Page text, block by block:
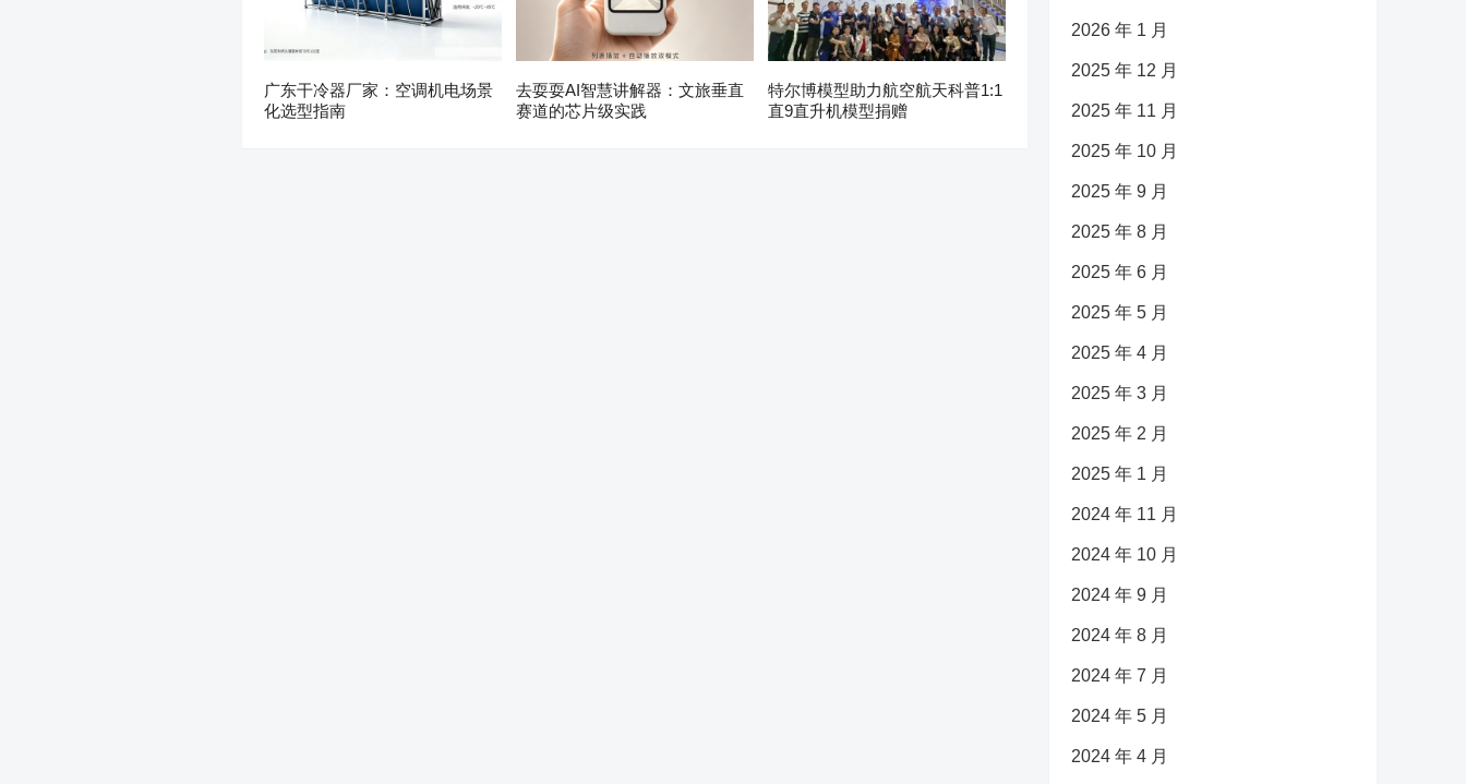
广东干冷器厂家：空调机电场景
化选型指南
去耍耍AI智慧讲解器：文旅垂直
赛道的芯片级实践
特尔博模型助力航空航天科普1:1
直9直升机模型捐赠
2026 年 1 月
2025 年 12 月
2025 年 11 月
2025 年 10 月
2025 年 9 月
2025 年 8 月
2025 年 6 月
2025 年 5 月
2025 年 4 月
2025 年 3 月
2025 年 2 月
2025 年 1 月
2024 年 11 月
2024 年 10 月
2024 年 9 月
2024 年 8 月
2024 年 7 月
2024 年 5 月
2024 年 4 月